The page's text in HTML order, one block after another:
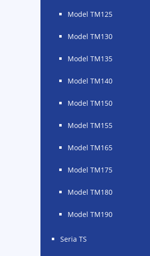
Model TM125
Model TM130
Model TM135
Model TM140
Model TM150
Model TM155
Model TM165
Model TM175
Model TM180
Model TM190
Seria TS